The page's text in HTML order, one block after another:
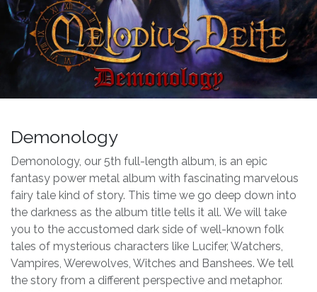
Demonology
Demonology, our 5th full-length album, is an epic
fantasy power metal album with fascinating marvelous
fairy tale kind of story. This time we go deep down into
the darkness as the album title tells it all. We will take
you to the accustomed dark side of well-known folk
tales of mysterious characters like Lucifer, Watchers,
Vampires, Werewolves, Witches and Banshees. We tell
the story from a different perspective and metaphor.